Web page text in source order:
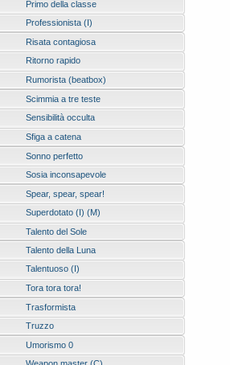
Primo della classe
Professionista (I)
Risata contagiosa
Ritorno rapido
Rumorista (beatbox)
Scimmia a tre teste
Sensibilità occulta
Sfiga a catena
Sonno perfetto
Sosia inconsapevole
Spear, spear, spear!
Superdotato (I) (M)
Talento del Sole
Talento della Luna
Talentuoso (I)
Tora tora tora!
Trasformista
Truzzo
Umorismo 0